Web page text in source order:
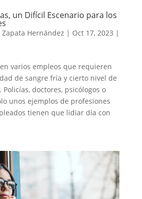
un Difícil Escenario para los
Zapata Hernández | Oct 17, 2023 |
varios empleos que requieren
de sangre fría y cierto nivel de
doctores, psicólogos o
unos ejemplos de profesiones
tienen que lidiar día con